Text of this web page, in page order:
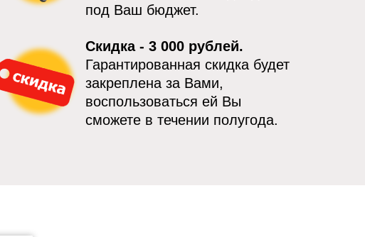
под Ваш бюджет.
Скидка - 3 000 рублей.
Гарантированная скидка будет
закреплена за Вами,
воспользоваться ей Вы
сможете в течении полугода.